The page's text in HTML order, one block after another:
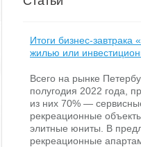
Итоги бизнес-завтрака
жилью или
Всего на рынке
полугодия 2022 года,
из них 70% —
рекреационные
элитные юниты. В
рекреационные